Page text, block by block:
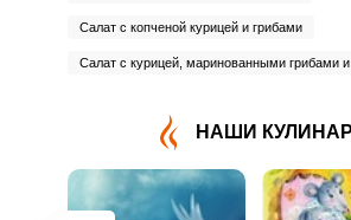
Салат с копченой курицей и грибами
Салат с курицей, маринованными грибами
НАШИ